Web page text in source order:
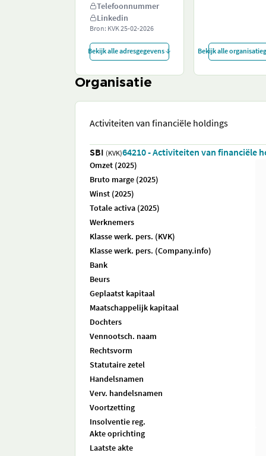
Telefoonnummer
Linkedin
Bron: KVK25-02-2026
Bekijk alle adresgegevens Bekijk alle
Organisatie
Activiteiten van financiële holdings
SBI (KVK)64210 - Activiteiten van financiële
Omzet (2025)
Bruto marge (2025)
Winst (2025)
Totale activa (2025)
Werknemers
Klasse werk. pers. (KVK)
Klasse werk. pers. (Company.info)
Bank
Beurs
Geplaatst kapitaal
Maatschappelijk kapitaal
Dochters
Vennootsch. naam
Rechtsvorm
Statutaire zetel
Handelsnamen
Verv. handelsnamen
Voortzetting
Insolventie reg.
Akte oprichting
Laatste akte